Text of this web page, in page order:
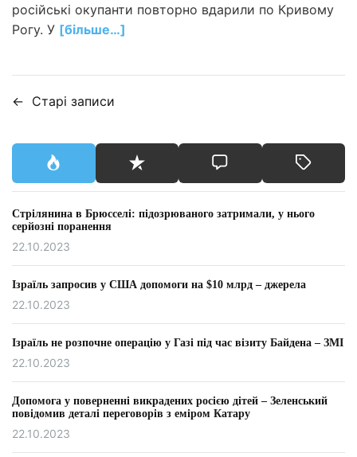
російські окупанти повторно вдарили по Кривому
Рогу. У [більше…]
Н
і
г
а
ц
я
з
а
з
← Старі записи
Стрілянина в Брюсселі: підозрюваного затримали, у нього
серйозні поранення
22.10.2023
Ізраїль запросив у США допомоги на $10 млрд – джерела
22.10.2023
Ізраїль не розпочне операцію у Газі під час візиту Байдена – ЗМІ
22.10.2023
Допомога у поверненні викрадених росією дітей – Зеленський
повідомив деталі переговорів з еміром Катару
22.10.2023